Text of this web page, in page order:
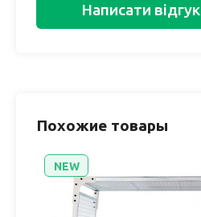
Написати відгук
Похожие товары
NEW